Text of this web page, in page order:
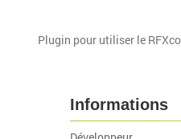
Plugin pour utiliser le
Informations